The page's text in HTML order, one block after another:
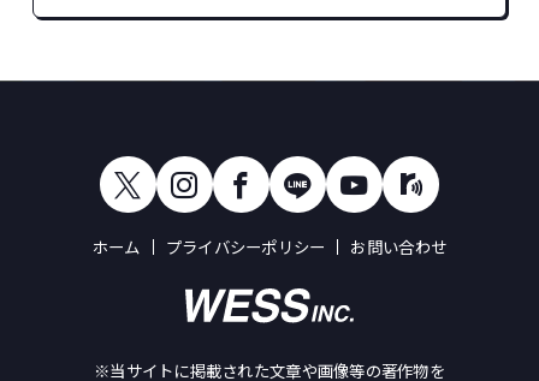
ホーム プライバシーポリシー お問い合わせ
※当サイトに掲載された文章や画像等の著作物を